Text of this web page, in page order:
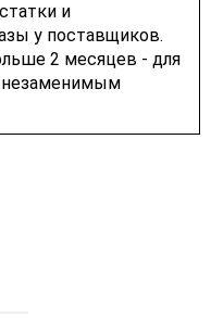
и
у поставщиков.
2 месяцев - для
незаменимым